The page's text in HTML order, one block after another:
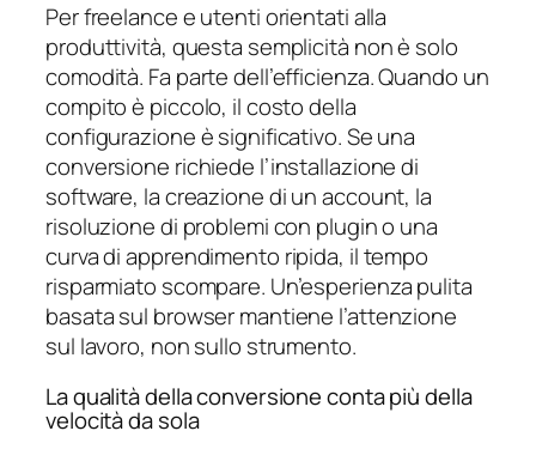
Per freelance e utenti orientati alla
produttività, questa semplicità non è solo
comodità. Fa parte dell’efficienza. Quando un
compito è piccolo, il costo della
configurazione è significativo. Se una
conversione richiede l’installazione di
software, la creazione di un account, la
risoluzione di problemi con plugin o una
curva di apprendimento ripida, il tempo
risparmiato scompare. Un’esperienza pulita
basata sul browser mantiene l’attenzione
sul lavoro, non sullo strumento.
La qualità della conversione conta più della
velocità da sola